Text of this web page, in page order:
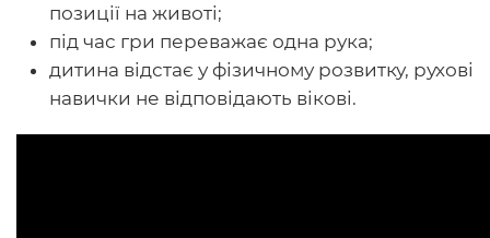
позиції на животі;
під час гри переважає одна рука;
дитина відстає у фізичному розвитку, рухові
навички не відповідають вікові.